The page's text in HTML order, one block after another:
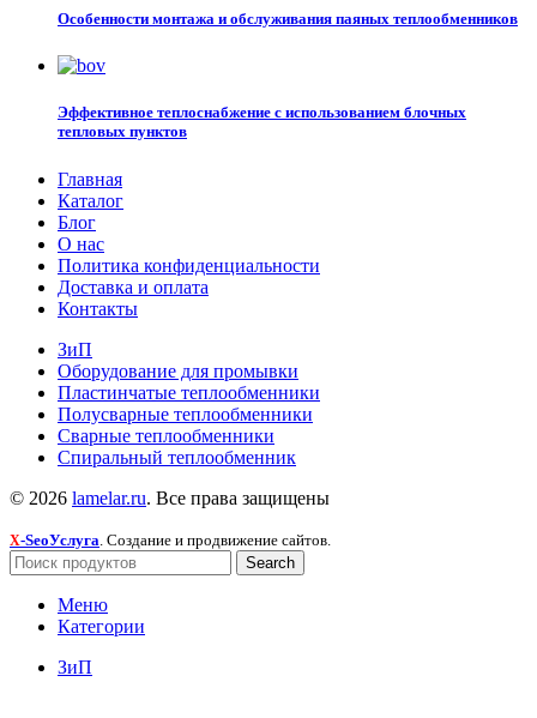
Особенности монтажа и обслуживания паяных теплообменников
Эффективное теплоснабжение с использованием блочных
тепловых пунктов
Главная
Каталог
Блог
О нас
Политика конфиденциальности
Доставка и оплата
Контакты
ЗиП
Оборудование для промывки
Пластинчатые теплообменники
Полусварные теплообменники
Сварные теплообменники
Спиральный теплообменник
© 2026 lamelar.ru. Все права защищены
X-SeoУслуга . Создание и продвижение сайтов.
Search
Меню
Категории
ЗиП